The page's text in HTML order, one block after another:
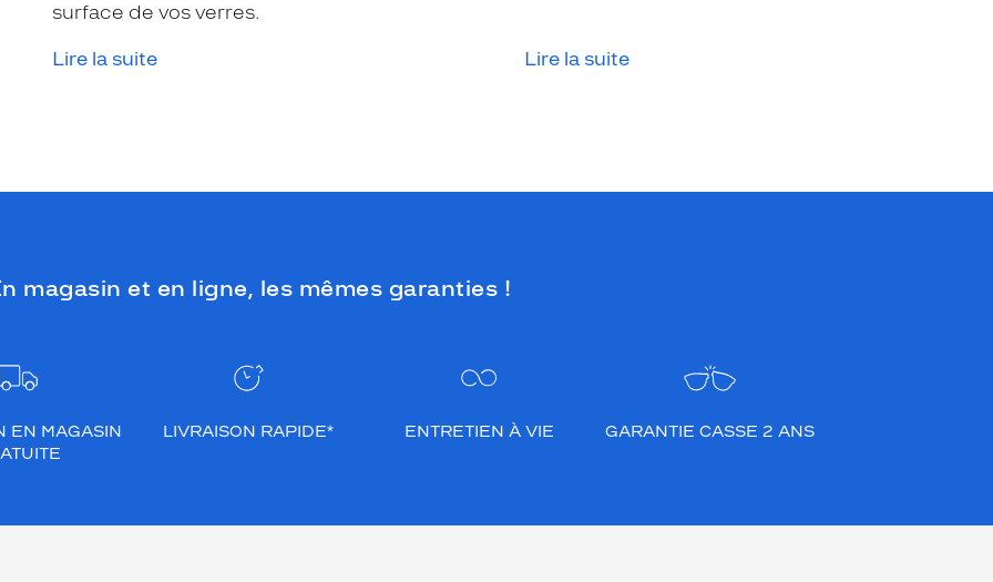
surface de vos verres.
Lire la suite Lire la suite
magasin et en ligne, les mêmes garanties !
EN MAGASIN
LIVRAISON RAPIDE* ENTRETIEN À VIE GARANTIE CASSE 2 ANS